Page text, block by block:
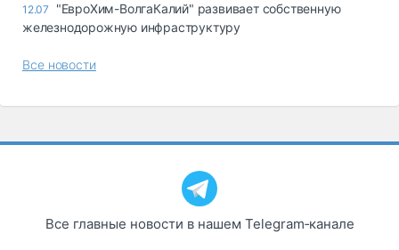
Таможня и ВЭД
Коммерческий
Автосервис,
запчасти, шины
12.07
"ЕвроХим-ВолгаКалий" развивает собственную
железнодорожную инфраструктуру
Все новости
Все главные новости в нашем Telegram‑канале